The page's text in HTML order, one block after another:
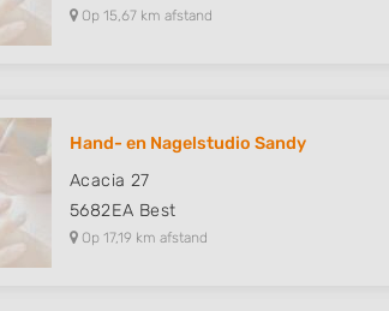
Op 15,67 km afstand
Hand- en Nagelstudio Sandy
Acacia 27
5682EA Best
Op 17,19 km afstand